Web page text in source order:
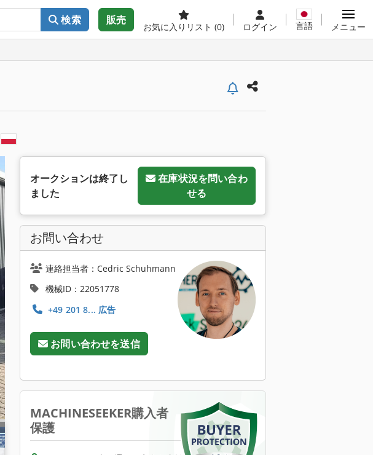
検索 販売
お気に入りリスト (0) ログイン 言語 メニュー
オークションは終了し
ました
在庫状況を問い合わ
せる
お問い合わせ
連絡担当者：Cedric Schuhmann
機械ID：22051778
+49 201 8... 広告
お問い合わせを送信
MACHINESEEKER購入者
保護